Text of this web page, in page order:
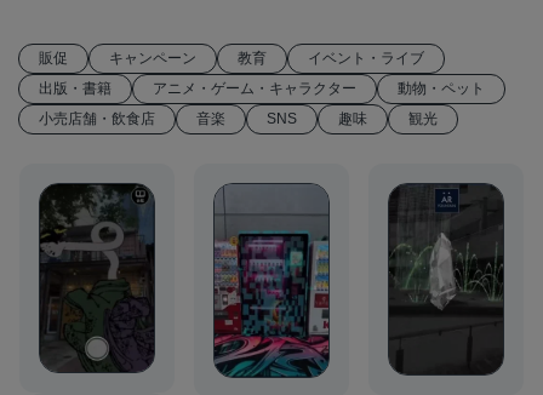
販促 キャンペーン 教育
イベント・ライブ
出版・書籍
アニメ・ゲーム・キャラクター
動物・ペット
小売店舗・飲食店
音楽 SNS 趣味 観光